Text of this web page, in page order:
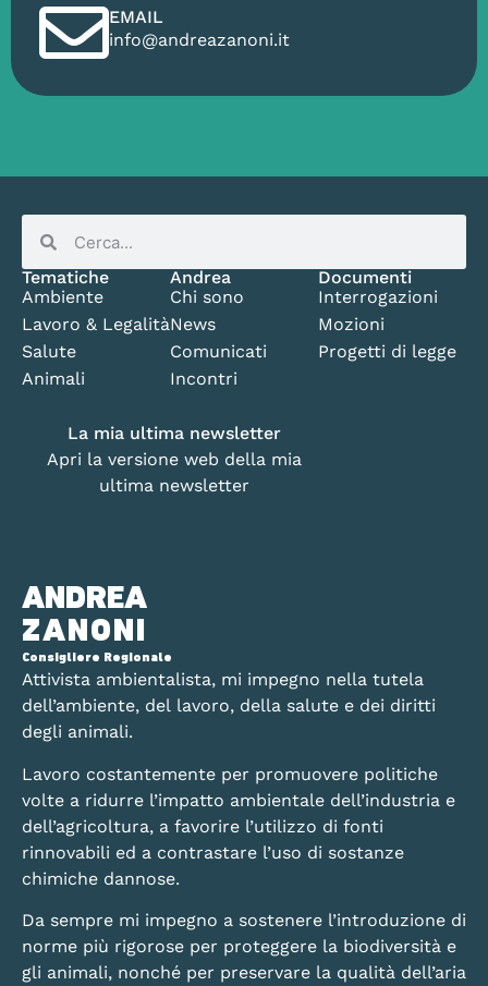
EMAIL
info@andreazanoni.it
ANDREA
ZANONI
Consigliere Regionale
Attivista ambientalista, mi impegno nella tutela
dell’ambiente, del lavoro, della salute e dei diritti
degli animali.
Lavoro costantemente per promuovere politiche
volte a ridurre l’impatto ambientale dell’industria e
dell’agricoltura, a favorire l’utilizzo di fonti
rinnovabili ed a contrastare l’uso di sostanze
chimiche dannose.
Da sempre mi impegno a sostenere l’introduzione di
norme più rigorose per proteggere la biodiversità e
gli animali, nonché per preservare la qualità dell’aria
Tematiche
Ambiente
Lavoro & Legalità
Salute
Animali
Andrea
Chi sono
News
Comunicati
Incontri
Documenti
Interrogazioni
Mozioni
Progetti di legge
La mia ultima newsletter
Apri la versione web della mia
ultima newsletter